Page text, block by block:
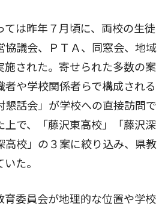
は昨年７月頃に、両校の生徒
協議会、ＰＴＡ、同窓会、地域
施された。寄せられた多数の案
者や学校関係者らで構成される
懇話会」が学校への直接訪問で
上で、「藤沢東高校」「藤沢深
高校」の３案に絞り込み、県教
た。
委員会が地理的な位置や学校